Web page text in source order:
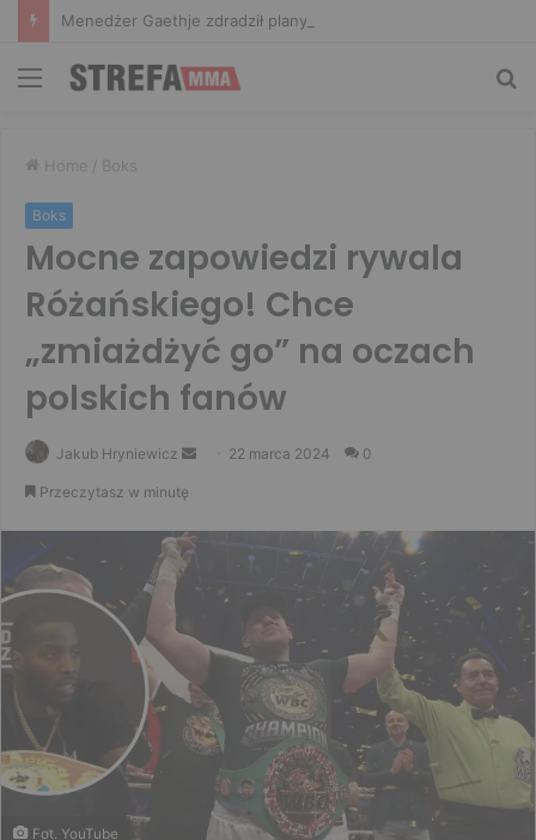
Menu
Home / Boks
Boks
Mocne zapowiedzi rywala
Różańskiego! Chce
„zmiażdżyć go” na oczach
polskich fanów
Jakub Hryniewicz
Send 22 marca 2024 0
Przeczytasz w minutę
Fot. YouTube